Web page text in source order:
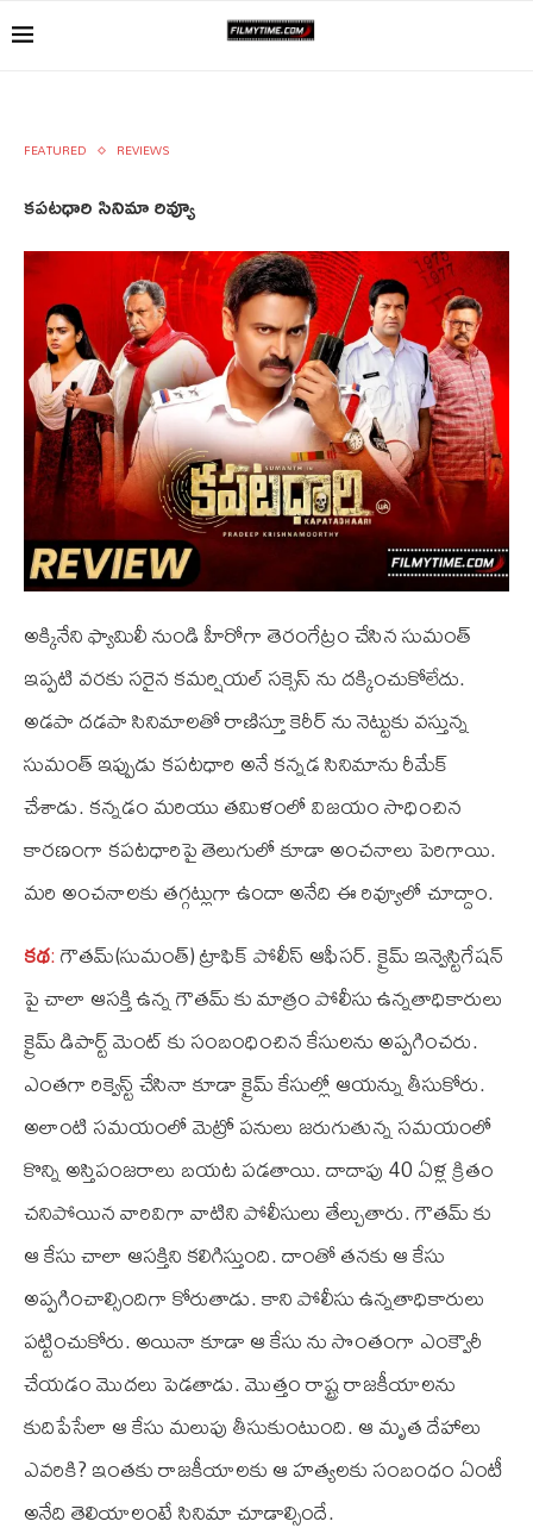
FEATURED REVIEWS
కపటధారి సినిమా రివ్యూ
అక్కినేని ఫ్యామిలీ నుండి హీరోగా తెరంగేట్రం చేసిన సుమంత్‌
ఇప్పటి వరకు సరైన కమర్షియల్‌ సక్సెస్‌ ను దక్కించుకోలేదు.
అడపా దడపా సినిమాలతో రాణిస్తూ కెరీర్‌ ను నెట్టుకు వస్తున్న
సుమంత్‌ ఇప్పుడు కపటధారి అనే కన్నడ సినిమాను రీమేక్‌
చేశాడు. కన్నడం మరియు తమిళంలో విజయం సాధించిన
కారణంగా కపటధారిపై తెలుగులో కూడా అంచనాలు పెరిగాయి.
మరి అంచనాలకు తగ్గట్లుగా ఉందా అనేది ఈ రివ్యూలో చూద్దాం.
కథ:గౌతమ్‌(సుమంత్‌) ట్రాఫిక్‌ పోలీస్‌ ఆఫీసర్‌. క్రైమ్‌ ఇన్వెస్టిగేషన్‌
పై చాలా ఆసక్తి ఉన్న గౌతమ్‌ కు మాత్రం పోలీసు ఉన్నతాధికారులు
క్రైమ్‌ డిపార్ట్‌ మెంట్‌ కు సంబంధించిన కేసులను అప్పగించరు.
ఎంతగా రిక్వెస్ట్‌ చేసినా కూడా క్రైమ్‌ కేసుల్లో ఆయన్ను తీసుకోరు.
అలాంటి సమయంలో మెట్రో పనులు జరుగుతున్న సమయంలో
కొన్ని అస్తిపంజరాలు బయట పడతాయి. దాదాపు 40 ఏళ్ల క్రితం
చనిపోయిన వారివిగా వాటిని పోలీసులు తేల్చుతారు. గౌతమ్‌ కు
ఆ కేసు చాలా ఆసక్తిని కలిగిస్తుంది. దాంతో తనకు ఆ కేసు
అప్పగించాల్సిందిగా కోరుతాడు. కాని పోలీసు ఉన్నతాధికారులు
పట్టించుకోరు. అయినా కూడా ఆ కేసు ను సొంతంగా ఎంక్వౌరీ
చేయడం మొదలు పెడతాడు. మొత్తం రాష్ట్ర రాజకీయాలను
కుదిపేసేలా ఆ కేసు మలుపు తీసుకుంటుంది. ఆ మృత దేహాలు
ఎవరికి? ఇంతకు రాజకీయాలకు ఆ హత్యలకు సంబంధం ఏంటీ
అనేది తెలియాలంటే సినిమా చూడాల్సిందే.